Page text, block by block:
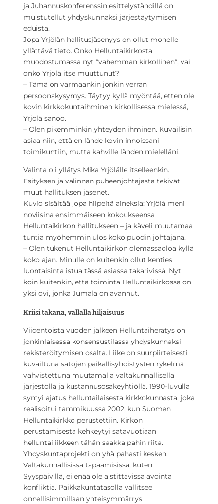
ja Juhannuskonferenssin esittelyständillä on
muistutellut yhdyskunnaksi järjestäytymisen
eduista.
Jopa Yrjölän hallitusjäsenyys on ollut monelle
yllättävä tieto. Onko Helluntaikirkosta
muodostumassa nyt ”vähemmän kirkollinen”, vai
onko Yrjölä itse muuttunut?
– Tämä on varmaankin jonkin verran
persoonakysymys. Täytyy kyllä myöntää, etten ole
kovin kirkkokuntaihminen kirkollisessa mielessä,
Yrjölä sanoo.
– Olen pikemminkin yhteyden ihminen. Kuvailisin
asiaa niin, että en lähde kovin innoissani
toimikuntiin, mutta kahville lähden mielelläni.
Valinta oli yllätys Mika Yrjölälle itselleenkin.
Esityksen ja valinnan puheenjohtajasta tekivät
muut hallituksen jäsenet.
Kuvio sisältää jopa hilpeitä aineksia: Yrjölä meni
noviisina ensimmäiseen kokoukseensa
Helluntaikirkon hallitukseen – ja käveli muutamaa
tuntia myöhemmin ulos koko puodin johtajana.
– Olen tukenut Helluntaikirkon olemassaoloa kyllä
koko ajan. Minulle on kuitenkin ollut kenties
luontaisinta istua tässä asiassa takarivissä. Nyt
koin kuitenkin, että toiminta Helluntaikirkossa on
yksi ovi, jonka Jumala on avannut.
Kriisi takana, vallalla hiljaisuus
Viidentoista vuoden jälkeen Helluntaiherätys on
jonkinlaisessa konsensustilassa yhdyskunnaksi
rekisteröitymisen osalta. Liike on suurpiirteisesti
kuvailtuna satojen paikallisyhdistysten rykelmä
vahvistettuna muutamalla valtakunnallisella
järjestöllä ja kustannusosakeyhtiöllä. 1990-luvulla
syntyi ajatus helluntailaisesta kirkkokunnasta, joka
realisoitui tammikuussa 2002, kun Suomen
Helluntaikirkko perustettiin. Kirkon
perustamisesta kehkeytyi satavuotiaan
helluntailiikkeen tähän saakka pahin riita.
Yhdyskuntaprojekti on yhä pahasti kesken.
Valtakunnallisissa tapaamisissa, kuten
Syyspäivillä, ei enää ole aistittavissa avointa
konfliktia. Paikkakuntatasolla vallitsee
onnellisimmillaan yhteisymmärrys